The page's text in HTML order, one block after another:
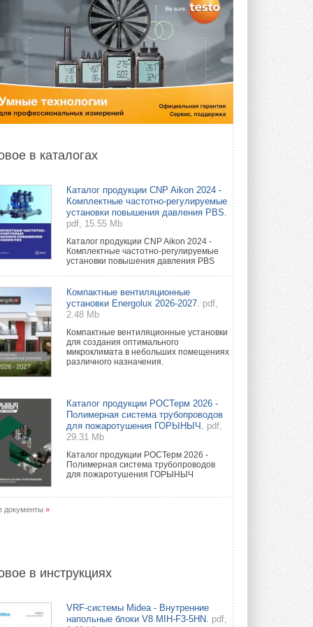
в каталогах
Каталог продукции CNP Aikon 2024 -
Комплектные частотно-регулируемые
установки повышения давления PBS.
pdf, 15.55 Mb
Каталог продукции CNP Aikon 2024 -
Комплектные частотно-регулируемые
установки повышения давления PBS
Компактные вентиляционные
установки Energolux 2026-2027. pdf,
2.48 Mb
Компактные вентиляционные установки
для создания оптимального
микроклимата в небольших помещениях
различного назначения.
Каталог продукции РОСТерм 2026 -
Полимерная система трубопроводов
для пожаротушения ГОРЫНЫЧ.
pdf,
29.31 Mb
Каталог продукции РОСТерм 2026 -
Полимерная система трубопроводов
для пожаротушения ГОРЫНЫЧ
документы »
в инструкциях
VRF-системы Midea - Внутренние
напольные блоки V8 MIH-F3-5HN. pdf,